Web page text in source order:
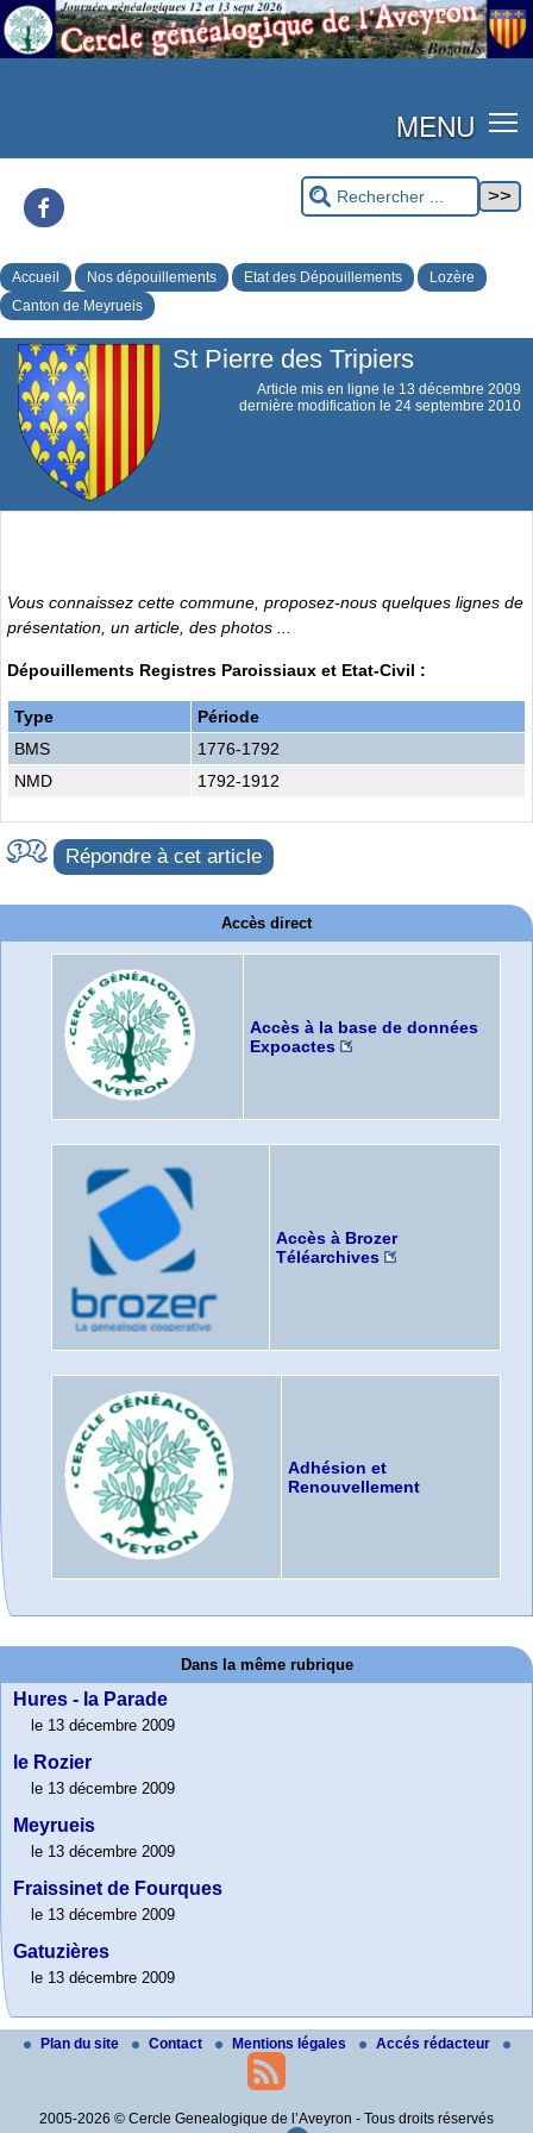
MENU
Accueil Nos dépouillements Etat des Dépouillements
Lozère
Canton de Meyrueis
St Pierre des Tripiers
Article mis en ligne le 13 décembre 2009
dernière modification le 24 septembre 2010
Vous connaissez cette commune, proposez-nous quelques lignes de
présentation, un article, des photos ...
Dépouillements Registres Paroissiaux et Etat-Civil :
Type
Période
BMS
1776-1792
NMD
1792-1912
Répondre à cet article
Accès direct
Accès à la base de données
Expoactes
Accès à Brozer
Téléarchives
Adhésion et
Renouvellement
Dans la même rubrique
Hures - la Parade
le 13 décembre 2009
le Rozier
le 13 décembre 2009
Meyrueis
le 13 décembre 2009
Fraissinet de Fourques
le 13 décembre 2009
Gatuzières
le 13 décembre 2009
Plan du site Contact Mentions légales Accés rédacteur
2005-2026 © Cercle Genealogique de l’Aveyron - Tous droits réservés